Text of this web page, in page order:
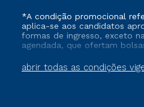
abrir todas as condições
*A condição promocional
aplica-se aos candidatos
formas de ingresso, exceto
agendada, que ofertam
que ainda não tenham
cancelado ou trancado sua